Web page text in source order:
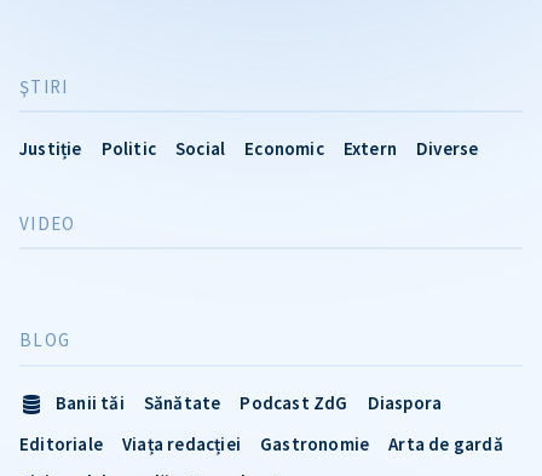
ŞTIRI
Justiție Politic Social Economic Extern Diverse
VIDEO
BLOG
Banii tăi Sănătate Podcast ZdG
Diaspora
Editoriale
Viața redacției Gastronomie
Arta de gardă